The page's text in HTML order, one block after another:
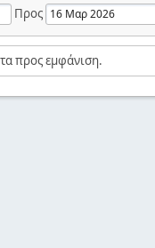
Προς
προς εμφάνιση.